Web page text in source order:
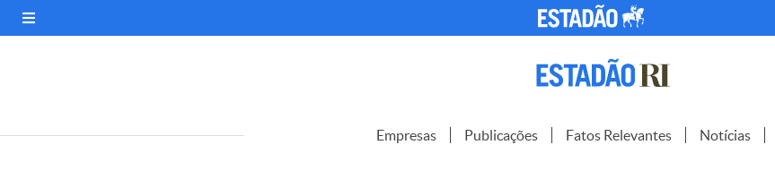
Empresas Publicações Fatos Relevantes Notícias